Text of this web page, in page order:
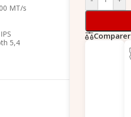
MT/s
5,4
Comparer